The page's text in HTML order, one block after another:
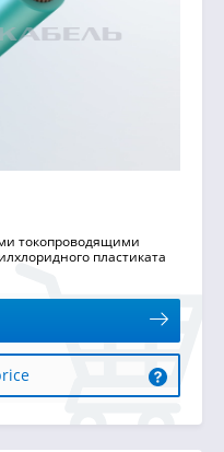
токопроводящими
пластиката